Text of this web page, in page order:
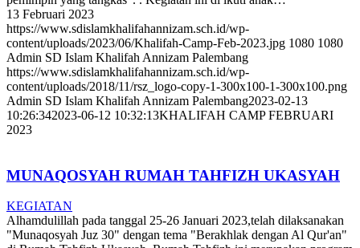
13 Februari 2023
https://www.sdislamkhalifahannizam.sch.id/wp-
content/uploads/2023/06/Khalifah-Camp-Feb-2023.jpg 1080 1080
Admin SD Islam Khalifah Annizam Palembang
https://www.sdislamkhalifahannizam.sch.id/wp-
content/uploads/2018/11/rsz_logo-copy-1-300x100-1-300x100.png
Admin SD Islam Khalifah Annizam Palembang2023-02-13
10:26:342023-06-12 10:32:13KHALIFAH CAMP FEBRUARI
2023
MUNAQOSYAH RUMAH TAHFIZH UKASYAH
KEGIATAN
Alhamdulillah pada tanggal 25-26 Januari 2023,telah dilaksanakan
"Munaqosyah Juz 30" dengan tema "Berakhlak dengan Al Qur'an"